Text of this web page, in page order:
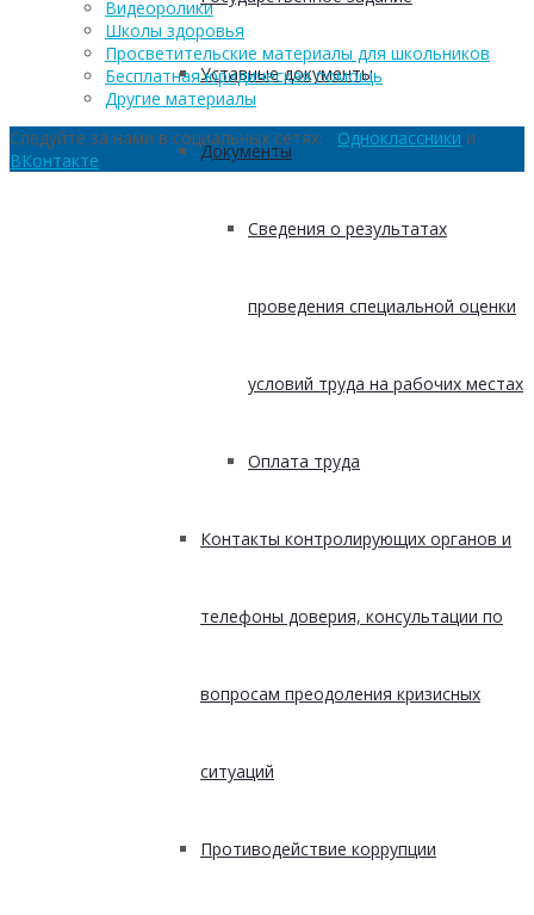
Уставные документы
Документы
Сведения о результатах
проведения специальной оценки
условий труда на рабочих местах
Оплата труда
Контакты контролирующих органов и
телефоны доверия, консультации по
вопросам преодоления кризисных
ситуаций
Противодействие коррупции
Видеоролики
Школы здоровья
Просветительские материалы для школьников
Бесплатная юридическая помощь
Другие материалы
Следуйте за нами в социальных сетях: Одноклассники и
ВКонтакте